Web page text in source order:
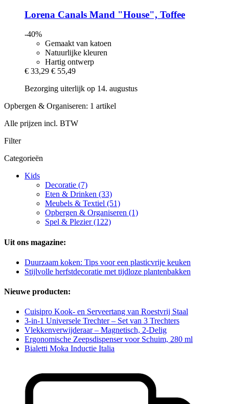
Lorena Canals Mand "House", Toffee
-40%
Gemaakt van katoen
Natuurlijke kleuren
Hartig ontwerp
€ 33,29 € 55,49
Bezorging uiterlijk op 14. augustus
Opbergen & Organiseren: 1 artikel
Alle prijzen incl. BTW
Filter
Categorieën
Kids
Decoratie (7)
Eten & Drinken (33)
Meubels & Textiel (51)
Opbergen & Organiseren (1)
Spel & Plezier (122)
Uit ons magazine:
Duurzaam koken: Tips voor een plasticvrije keuken
Stijlvolle herfstdecoratie met tijdloze plantenbakken
Nieuwe producten:
Cuisipro Kook- en Serveertang van Roestvrij Staal
3-in-1 Universele Trechter – Set van 3 Trechters
Vlekkenverwijderaar – Magnetisch, 2-Delig
Ergonomische Zeepsdispenser voor Schuim, 280 ml
Bialetti Moka Inductie Italia